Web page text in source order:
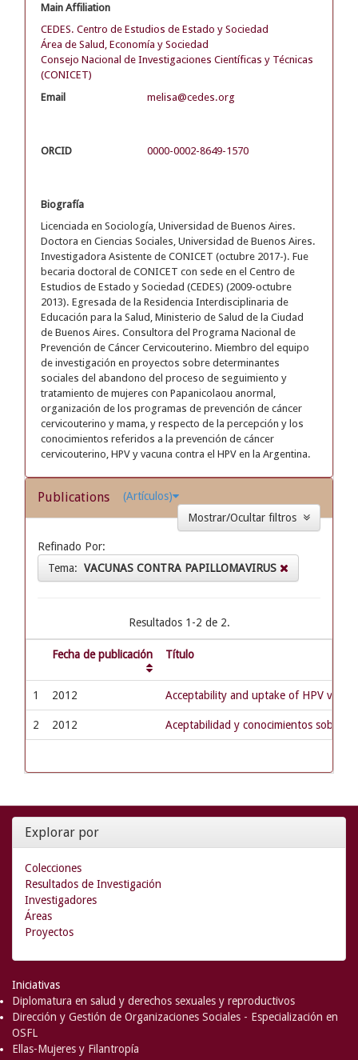
Main Affiliation
CEDES. Centro de Estudios de Estado y Sociedad
Área de Salud, Economía y Sociedad
Consejo Nacional de Investigaciones Científicas y Técnicas
(CONICET)
Email
melisa@cedes.org
ORCID 0000-0002-8649-1570
Biografía
Licenciada en Sociología, Universidad de Buenos Aires.
Doctora en Ciencias Sociales, Universidad de Buenos Aires.
Investigadora Asistente de CONICET (octubre 2017-). Fue
becaria doctoral de CONICET con sede en el Centro de
Estudios de Estado y Sociedad (CEDES) (2009-octubre
2013). Egresada de la Residencia Interdisciplinaria de
Educación para la Salud, Ministerio de Salud de la Ciudad
de Buenos Aires. Consultora del Programa Nacional de
Prevención de Cáncer Cervicouterino. Miembro del equipo
de investigación en proyectos sobre determinantes
sociales del abandono del proceso de seguimiento y
tratamiento de mujeres con Papanicolaou anormal,
organización de los programas de prevención de cáncer
cervicouterino y mama, y respecto de la percepción y los
conocimientos referidos a la prevención de cáncer
cervicouterino, HPV y vacuna contra el HPV en la Argentina.
Publications
(Artículos)
Refinado Por:
Tema: VACUNAS CONTRA PAPILLOMAVIRUS
Resultados 1-2 de 2.
Fecha de publicación Título
1 2012 Acceptability and uptake of HPV
2 2012 Aceptabilidad y conocimientos sobre
Explorar por
Colecciones
Resultados de Investigación
Investigadores
Áreas
Proyectos
Iniciativas
Diplomatura en salud y derechos sexuales y reproductivos
Dirección y Gestión de Organizaciones Sociales - Especialización en
OSFL
Ellas-Mujeres y Filantropía